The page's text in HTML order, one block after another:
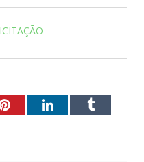
PinterestLinkedInTumblr